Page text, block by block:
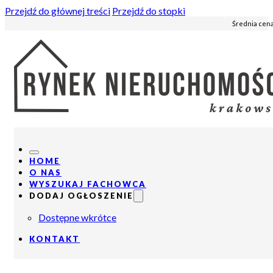
Przejdź do głównej treści Przejdź do stopki
Średnia
HOME
O NAS
WYSZUKAJ FACHOWCA
DODAJ OGŁOSZENIE
Dostępne wkrótce
KONTAKT